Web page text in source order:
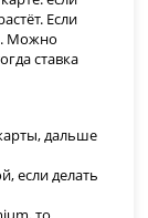
Если
Можно
ставка
дальше
если делать